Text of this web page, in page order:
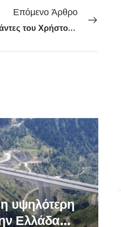
Επόμενο Άρθρο
Οι μπαλάντες του Χρήστου Νικολόπουλου
υψηλότερη
Ελλάδα